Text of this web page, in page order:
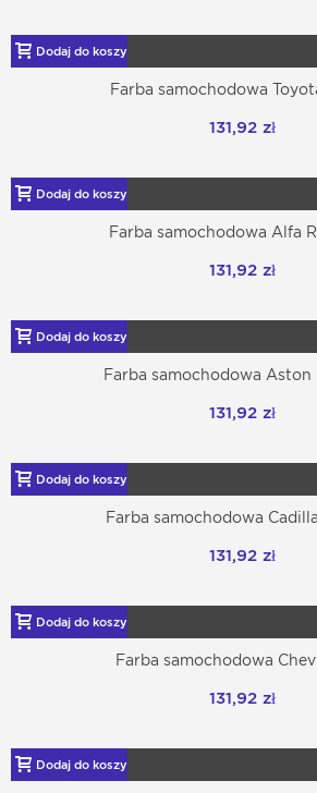
Dodaj do koszyka
Farba samochodowa
131,92 zł
Dodaj do koszyka
Farba samochodowa Alfa
131,92 zł
Dodaj do koszyka
Farba samochodowa Aston
131,92 zł
Dodaj do koszyka
Farba samochodowa
131,92 zł
Dodaj do koszyka
Farba samochodowa
131,92 zł
Dodaj do koszyka